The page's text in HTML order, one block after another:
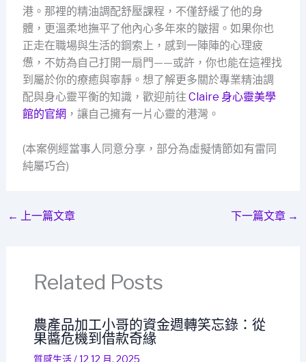
港。那裡的精油調配舒壓課程，不僅舒緩了他的身
體，更溫柔地撫平了他內心多年來的皺摺。如果你也
正走在職場與生活的鋼索上，感到一陣陣的心理疲
憊，不妨為自己打開一扇門——或許，你也能在這裡找
到屬於你的療癒與寧靜。想了解更多關於專業精油調
配與身心靈平衡的知識，歡迎前往 Claire 身心靈美學
館的官網 ，讓自己擁有一片心靈的港灣。
(本案例經當事人同意分享，部分為虛擬情節如有雷同
純屬巧合)
← 上一篇文章 下一篇文章 →
Related Posts
農產品加工小哥的資金週轉笑忘錄：從
果醬危機到借款奇緣
質感生活/12 12 月, 2025